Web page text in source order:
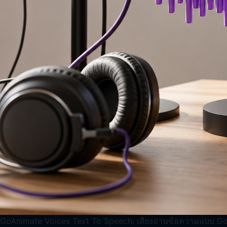
GoAnimate Voices Text To Speech: เสียงอ่านข้อความแบบ